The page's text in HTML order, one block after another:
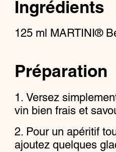
Ingrédients
125 ml MARTINI®
Préparation
Versez
vin bien frais et
Pour un apéritif
ajoutez quelques